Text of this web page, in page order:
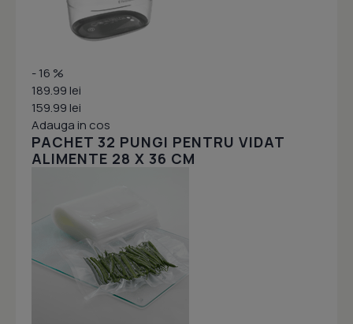
- 16 %
189.99 lei
159.99 lei
Adauga in cos
PACHET 32 PUNGI PENTRU VIDAT
ALIMENTE 28 X 36 CM